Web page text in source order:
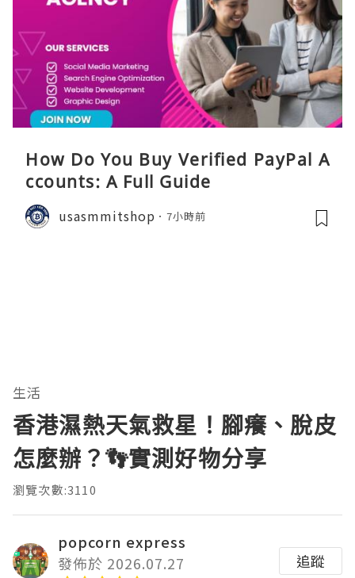
How Do You Buy Verified PayPal A
ccounts: A Full Guide
usasmmitshop 7小時前
生活
香港濕熱天氣救星！腳癢、脫皮
怎麼辦？👣實測好物分享
瀏覽次數:3110
popcorn express
發佈於 2026.07.27
追蹤